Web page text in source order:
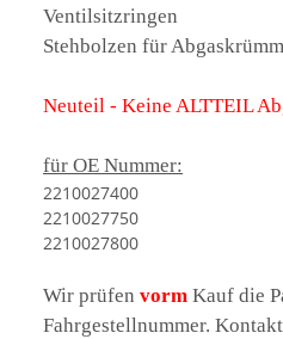
Ventilsitzringen
Stehbolzen für
Neuteil - Keine ALTTEIL
für OE Nummer:
2210027400
2210027750
2210027800
Wir prüfen vorm Kauf die
Fahrgestellnummer.